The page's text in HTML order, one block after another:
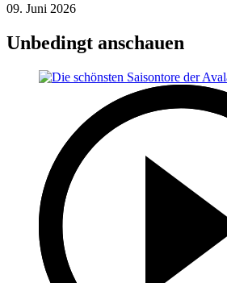
09. Juni 2026
Unbedingt anschauen